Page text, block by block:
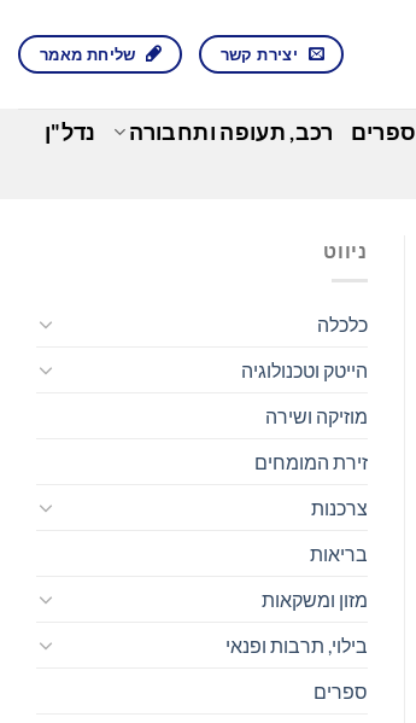
יצירת קשר שליחת מאמר
ספרים רכב, תעופה ותחבורה
נדל"ן
ניווט
כלכלה
הייטק וטכנולוגיה
מוזיקה ושירה
זירת המומחים
צרכנות
בריאות
מזון ומשקאות
בילוי, תרבות ופנאי
ספרים